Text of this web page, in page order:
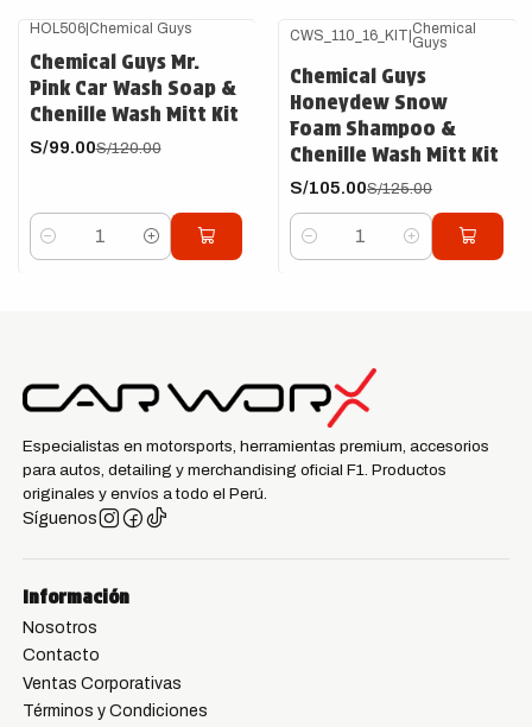
HOL506| Chemical Guys
Chemical Guys Mr.
Pink Car Wash Soap &
Chenille Wash Mitt Kit
S/99.00S/120.00
Cantidad
-16%OFF
CWS_110_16_KIT Chemical
Guys
Chemical Guys
Honeydew Snow
Foam Shampoo &
Chenille Wash Mitt Kit
S/105.00S/125.00
Cantidad
Especialistas en motorsports, herramientas premium, accesorios
para autos, detailing y merchandising oficial F1. Productos
originales y envíos a todo el Perú.
Síguenos
Información
Nosotros
Contacto
Ventas Corporativas
Términos y Condiciones